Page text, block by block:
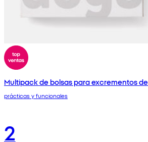
Multipack de bolsas para excrementos
prácticas y funcionales
2